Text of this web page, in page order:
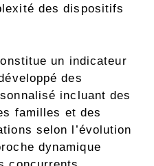
des dispositifs
un indicateur
des
incluant des
familles et des
selon l’évolution
dynamique